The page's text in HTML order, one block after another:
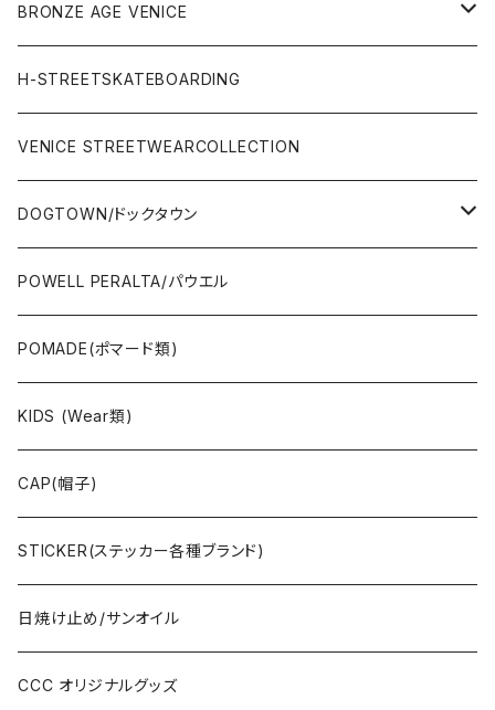
WEAR(サーフブランド衣類)
Rhythm(サーフアパレル)
Ripcurl(サーフブランド)
COMPLETE（完成品）
STREET
SURFSKATE
TRUCK(トラック)
WHEEL(ウィール)
OTHERS(スケボー小物/ステッカー類)
JAYADAMS/ジェイアダムス
小物類
SALE
BRONZE AGE VENICE
made in JAPAN
made in USA
H-STREETSKATEBOARDING
VENICE STREETWEARCOLLECTION
DOGTOWN/ドックタウン
WEAR(衣類)
Deck(スケートデッキ)
CAP/HAT(キャップ類)
OTHERS(ドックタウン小物)
POWELL PERALTA/パウエル
POMADE(ポマード類)
KIDS (Wear類)
CAP(帽子)
STICKER(ステッカー各種ブランド)
日焼け止め/サンオイル
CCC オリジナルグッズ